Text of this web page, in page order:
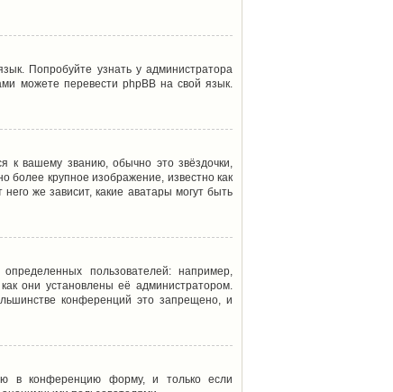
Попробуйте узнать у администратора
можете перевести phpBB на свой язык.
к вашему званию, обычно это звёздочки,
более крупное изображение, известно как
же зависит, какие аватары могут быть
пользователей: например,
они установлены её администратором.
конференций это запрещено, и
в конференцию форму, и только если